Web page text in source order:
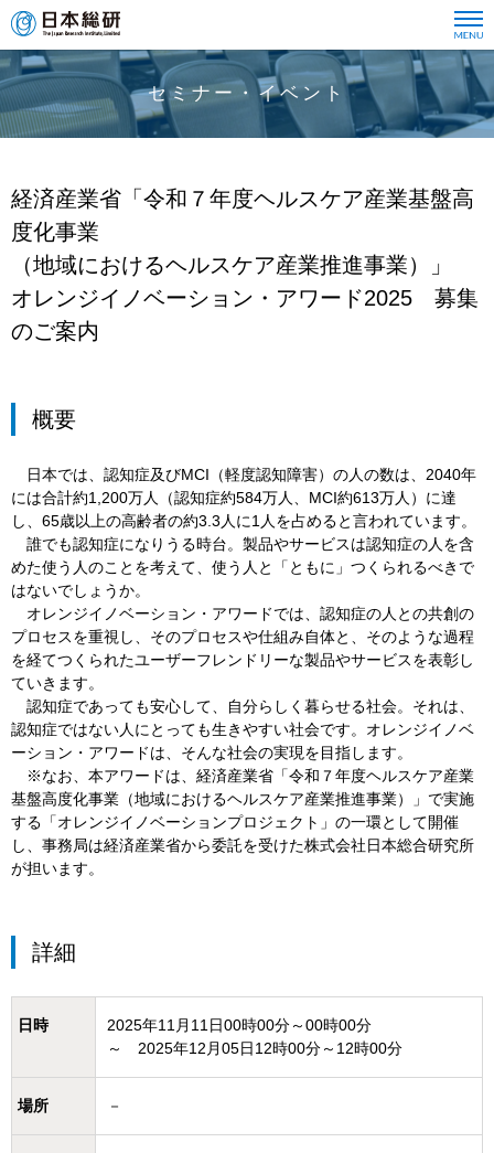
セミナー・イベント
経済産業省「令和７年度ヘルスケア産業基盤高
度化事業
（地域におけるヘルスケア産業推進事業）」
オレンジイノベーション・アワード2025 募集
のご案内
概要
日本では、認知症及びMCI（軽度認知障害）の人の数は、2040年
には合計約1,200万人（認知症約584万人、MCI約613万人）に達
し、65歳以上の高齢者の約3.3人に1人を占めると言われています。
誰でも認知症になりうる時台。製品やサービスは認知症の人を含
めた使う人のことを考えて、使う人と「ともに」つくられるべきで
はないでしょうか。
オレンジイノベーション・アワードでは、認知症の人との共創の
プロセスを重視し、そのプロセスや仕組み自体と、そのような過程
を経てつくられたユーザーフレンドリーな製品やサービスを表彰し
ていきます。
認知症であっても安心して、自分らしく暮らせる社会。それは、
認知症ではない人にとっても生きやすい社会です。オレンジイノベ
ーション・アワードは、そんな社会の実現を目指します。
※なお、本アワードは、経済産業省「令和７年度ヘルスケア産業
基盤高度化事業（地域におけるヘルスケア産業推進事業）」で実施
する「オレンジイノベーションプロジェクト」の一環として開催
し、事務局は経済産業省から委託を受けた株式会社日本総合研究所
が担います。
詳細
日時
2025年11月11日00時00分～00時00分
～ 2025年12月05日12時00分～12時00分
場所 －